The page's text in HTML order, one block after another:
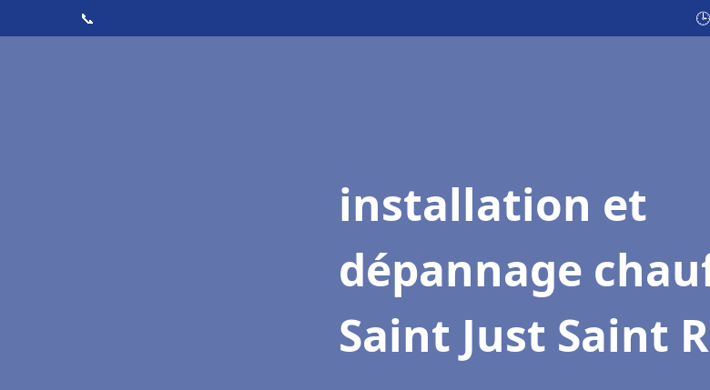
📞
installation et
dépannage
Saint Just Saint